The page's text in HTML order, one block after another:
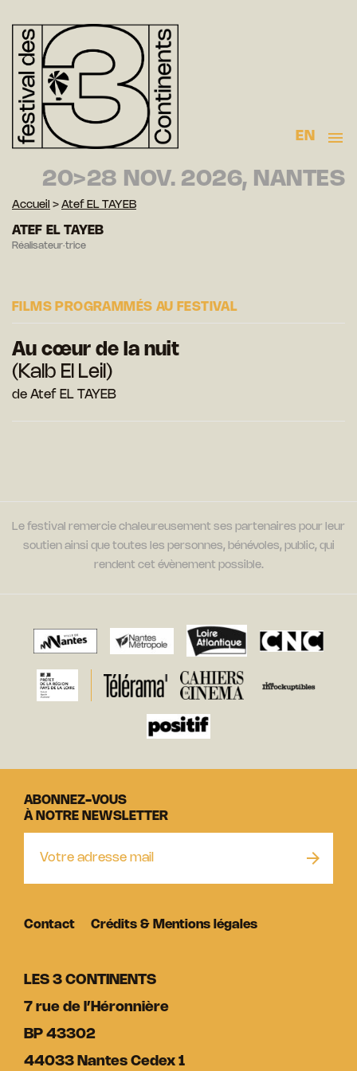
EN
20>28 NOV. 2026, NANTES
Accueil > Atef EL TAYEB
ATEF EL TAYEB
Réalisateur·trice
FILMS PROGRAMMÉS AU FESTIVAL
Au cœur de la nuit
(Kalb El Leil)
de Atef EL TAYEB
Le festival remercie chaleureusement ses partenaires pour leur
soutien ainsi que toutes les personnes, bénévoles, public, qui
rendent cet évènement possible.
LES 3 CONTINENTS
7 rue de l’Héronnière
BP 43302
44033 Nantes Cedex 1
ABONNEZ-VOUS
À NOTRE NEWSLETTER
Contact Crédits & Mentions légales